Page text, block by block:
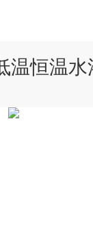
温恒温水